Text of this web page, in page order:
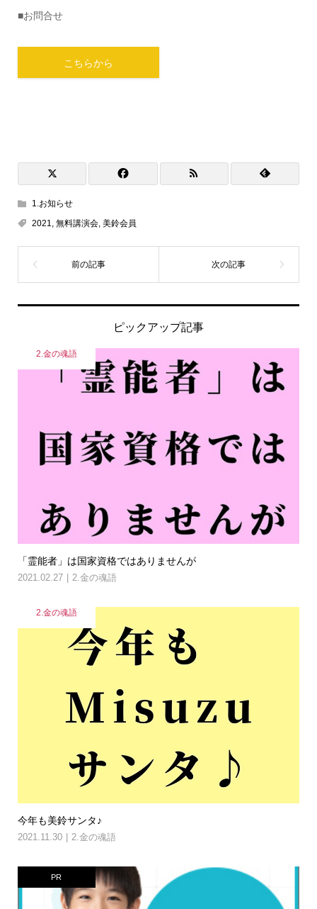
■お問合せ
こちらから
1.お知らせ
2021
無料講演会, 美鈴会員
ピックアップ記事
2.金の魂語
「霊能者」は国家資格ではありませんが
2021.02.27 2.金の魂語
2.金の魂語
今年も美鈴サンタ♪
2021.11.30 2.金の魂語
PR